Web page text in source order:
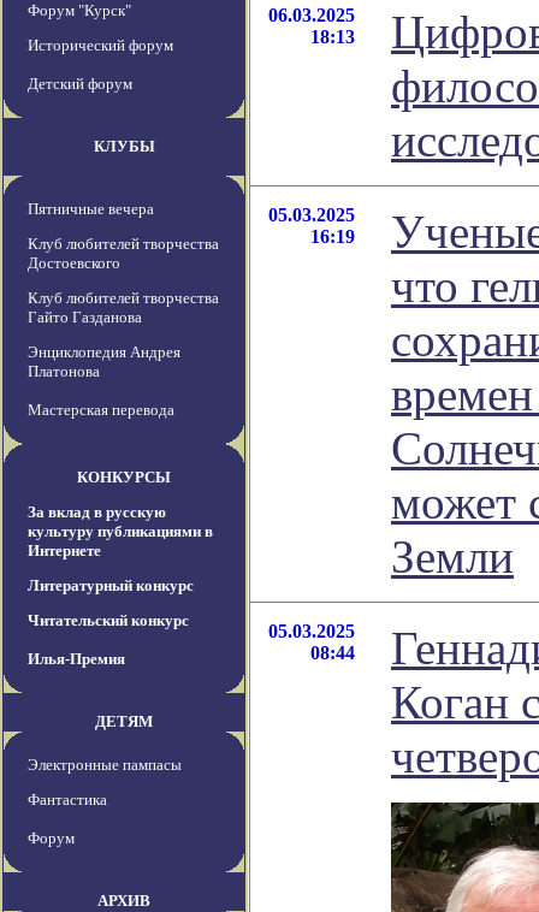
Форум "Курск"
Исторический форум
Детский форум
КЛУБЫ
Пятничные вечера
Клуб любителей творчества
Достоевского
Клуб любителей творчества
Гайто Газданова
Энциклопедия Андрея
Платонова
Мастерская перевода
КОНКУРСЫ
За вклад в русскую
культуру публикациями в
Интернете
Литературный конкурс
Читательский конкурс
Илья-Премия
ДЕТЯМ
Электронные пампасы
Фантастика
Форум
АРХИВ
06.03.2025
18:13
05.03.2025
16:19
что
может
Земли
05.03.2025
08:44
Коган